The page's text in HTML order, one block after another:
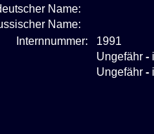
Name:
Name:
Internnummer:
1991
Ungefähr -
Ungefähr -